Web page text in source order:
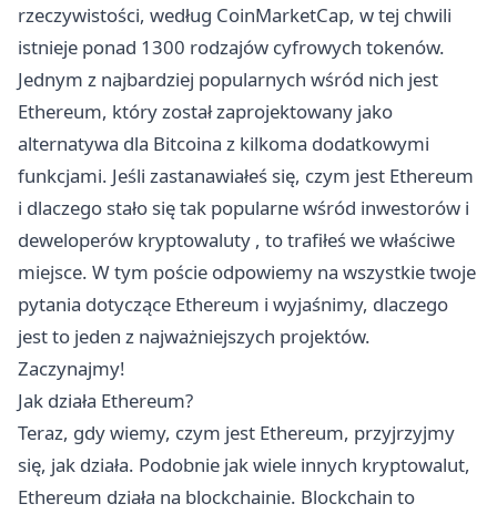
rzeczywistości, według CoinMarketCap, w tej chwili
istnieje ponad 1300 rodzajów cyfrowych tokenów.
Jednym z najbardziej popularnych wśród nich jest
Ethereum, który został zaprojektowany jako
alternatywa dla Bitcoina z kilkoma dodatkowymi
funkcjami. Jeśli zastanawiałeś się, czym jest Ethereum
i dlaczego stało się tak popularne wśród inwestorów i
deweloperów kryptowaluty , to trafiłeś we właściwe
miejsce. W tym poście odpowiemy na wszystkie twoje
pytania dotyczące Ethereum i wyjaśnimy, dlaczego
jest to jeden z najważniejszych projektów.
Zaczynajmy!
Jak działa Ethereum?
Teraz, gdy wiemy, czym jest Ethereum, przyjrzyjmy
się, jak działa. Podobnie jak wiele innych kryptowalut,
Ethereum działa na blockchainie. Blockchain to